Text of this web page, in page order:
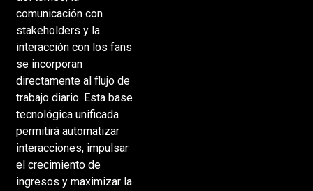
comunicación con
stakeholders y la
interacción con los fans
se incorporan
directamente al flujo de
trabajo diario. Esta base
tecnológica unificada
permitirá automatizar
interacciones, impulsar
el crecimiento de
ingresos y maximizar la